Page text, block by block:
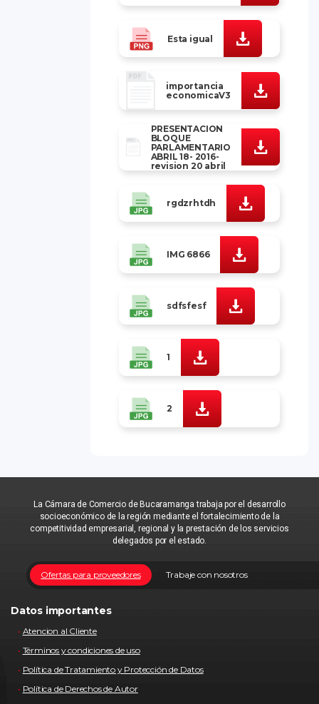
Esta igual
importancia
economicaV3
PRESENTACION
BLOQUE
PARLAMENTARIO
ABRIL 18- 2016-
revision 20 abril
rgdzrhtdh
IMG 6866
sdfsfesf
1
2
La Cámara de Comercio de Bucaramanga trabaja por el desarrollo
socioeconómico de la región mediante el fortalecimiento de la
competitividad empresarial, regional y la prestación de los servicios
delegados por el estado.
Trabaje con nosotros
Ofertas para proveedores
Datos importantes
Atencion al Cliente
Términos y condiciones de uso
Política de Tratamiento y Protección de Datos
Política de Derechos de Autor